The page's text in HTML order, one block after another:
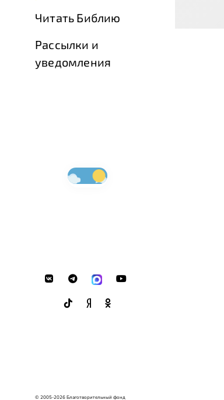
Читать Библию
Рассылки и
уведомления
© 2005-2026 Благотворительный фонд